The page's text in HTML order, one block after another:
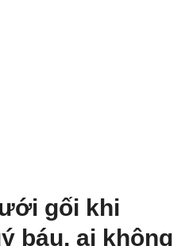
gối khi
báu, ai không